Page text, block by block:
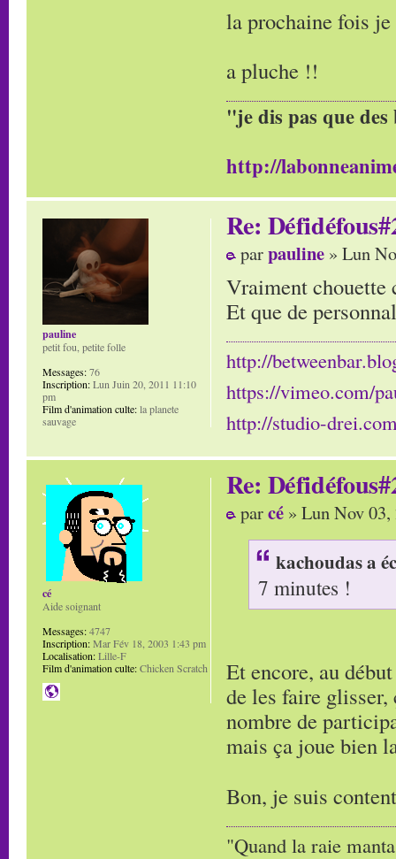
la prochaine fois
a pluche !!
"je dis pas que
http://
Re:
parpauline » Lun
Vraiment chouette
Et que de
http://
https://vimeo.com/
http://studio-
pauline
petit fou, petite folle
Messages:76
Inscription:Lun Juin 20, 2011 11:10
pm
Film d'animation culte:la planete
sauvage
Re:
parcé » Lun Nov
kachoudas a
7 minutes !
Et encore, au
de les faire
nombre de
mais ça joue bien
Bon, je suis
"Quand la raie
cé
Aide soignant
Messages:4747
Inscription:Mar Fév 18, 2003 1:43 pm
Localisation:Lille-F
Film d'animation culte:Chicken Scratch